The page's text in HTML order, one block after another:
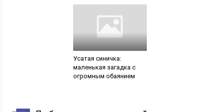
Усатая синичка:
маленькая загадка с
огромным обаянием